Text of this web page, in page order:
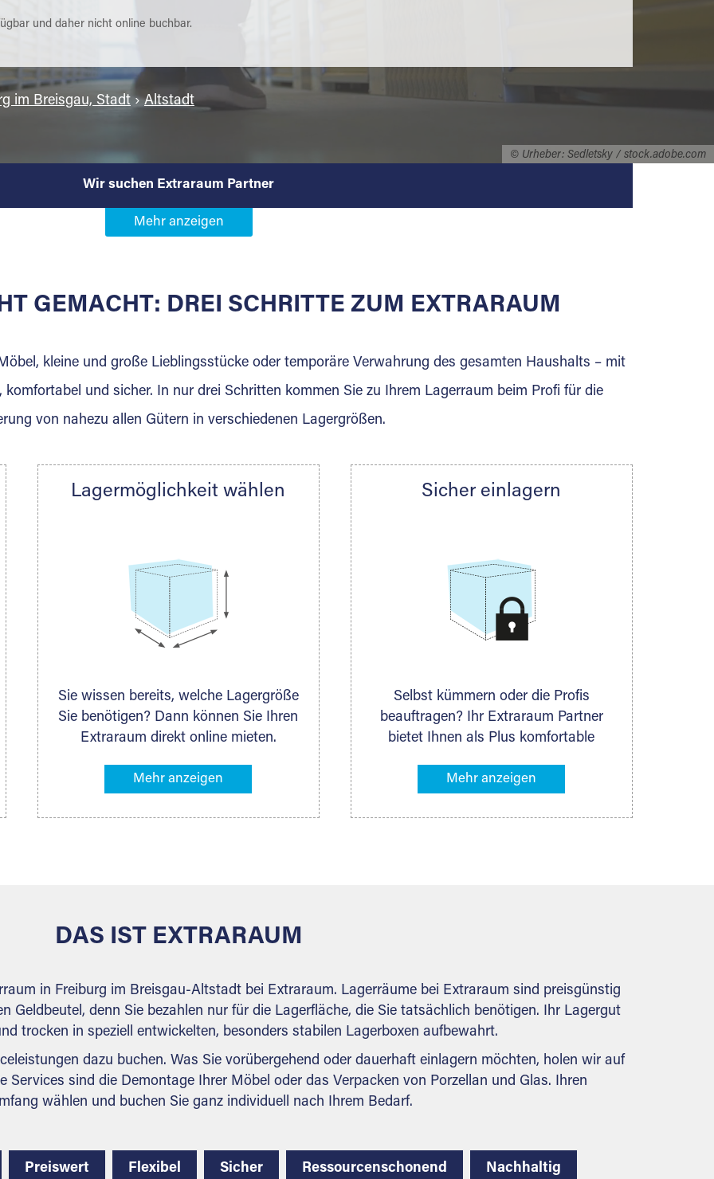
© Urheber: Sedletsky / stock.adobe.com
und daher nicht online buchbar.
im Breisgau, Stadt ›Altstadt
Wir suchen Extraraum Partner
Partner in
für die Einlagerung von Umzugsgut gebaut wurde? Werden Sie jetzt Extraraum Partner und
Ihre Nachricht.
GEMACHT: DREI SCHRITTE ZUM EXTRARAUM
kleine und große Lieblingsstücke oder temporäre Verwahrung des gesamten Haushalts – mit
und sicher. In nur drei Schritten kommen Sie zu Ihrem Lagerraum beim Profi für die
von nahezu allen Gütern in verschiedenen Lagergrößen.
Lagermöglichkeit wählen
Sie wissen bereits, welche Lagergröße
Sie benötigen? Dann können Sie Ihren
Extraraum direkt online mieten.
Lagerliste die entsprechenden
möchten – das Volumen wird sofort
weiteren Fragen, die Sie haben.
Sicher einlagern
Selbst kümmern oder die Profis
beauftragen? Ihr Extraraum Partner
bietet Ihnen als Plus komfortable
besonders bequem machen. Dazu
Lieferung von Packmaterial sowie
DAS IST EXTRARAUM
in Freiburg im Breisgau-Altstadt bei Extraraum. Lagerräume bei Extraraum sind preisgünstig
Geldbeutel, denn Sie bezahlen nur für die Lagerfläche, die Sie tatsächlich benötigen. Ihr Lagergut
trocken in speziell entwickelten, besonders stabilen Lagerboxen aufbewahrt.
dazu buchen. Was Sie vorübergehend oder dauerhaft einlagern möchten, holen wir auf
Services sind die Demontage Ihrer Möbel oder das Verpacken von Porzellan und Glas. Ihren
wählen und buchen Sie ganz individuell nach Ihrem Bedarf.
Preiswert Flexibel Sicher Ressourcenschonend Nachhaltig